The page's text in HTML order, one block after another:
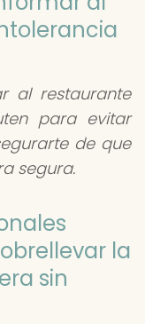
al restaurante
para evitar
de que
segura.
la
sin